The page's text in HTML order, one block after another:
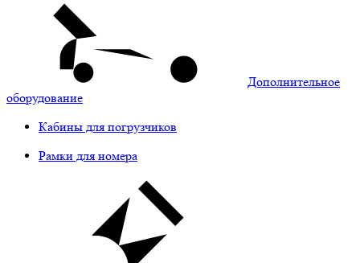
Дополнительное
оборудование
Кабины для погрузчиков
Рамки для номера